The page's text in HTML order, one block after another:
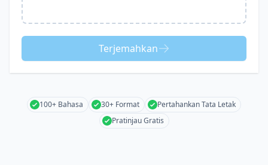
Terjemahkan
100+ Bahasa 30+ Format
Pertahankan Tata Letak
Pratinjau Gratis